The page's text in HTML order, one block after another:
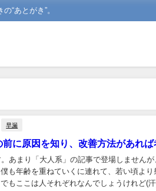
“あとがき”。
早漏
に原因を知り、改善方法があれば
あまり「大人系」の記事で登場しません
も年齢を重ねていくに連れて、若い頃より
もここは人それぞれなんでしょうけれど(